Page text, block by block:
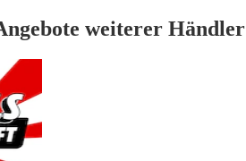
weiterer Händler